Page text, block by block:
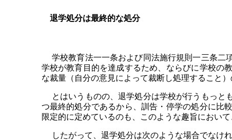
退学処分は最終的な処分
学校教育法一一条および同法施行規則一三条二
学校が教育目的を達成するため、ならびに学校の
な裁量（自分の意見によって裁断し処理すること）
とはいうものの、退学処分は学校が行うもっと
つ最終的処分であるから、訓告・停学の処分に比
限定的に定めているのも、このような趣旨におい
したがって、退学処分は次のような場合でなけれ